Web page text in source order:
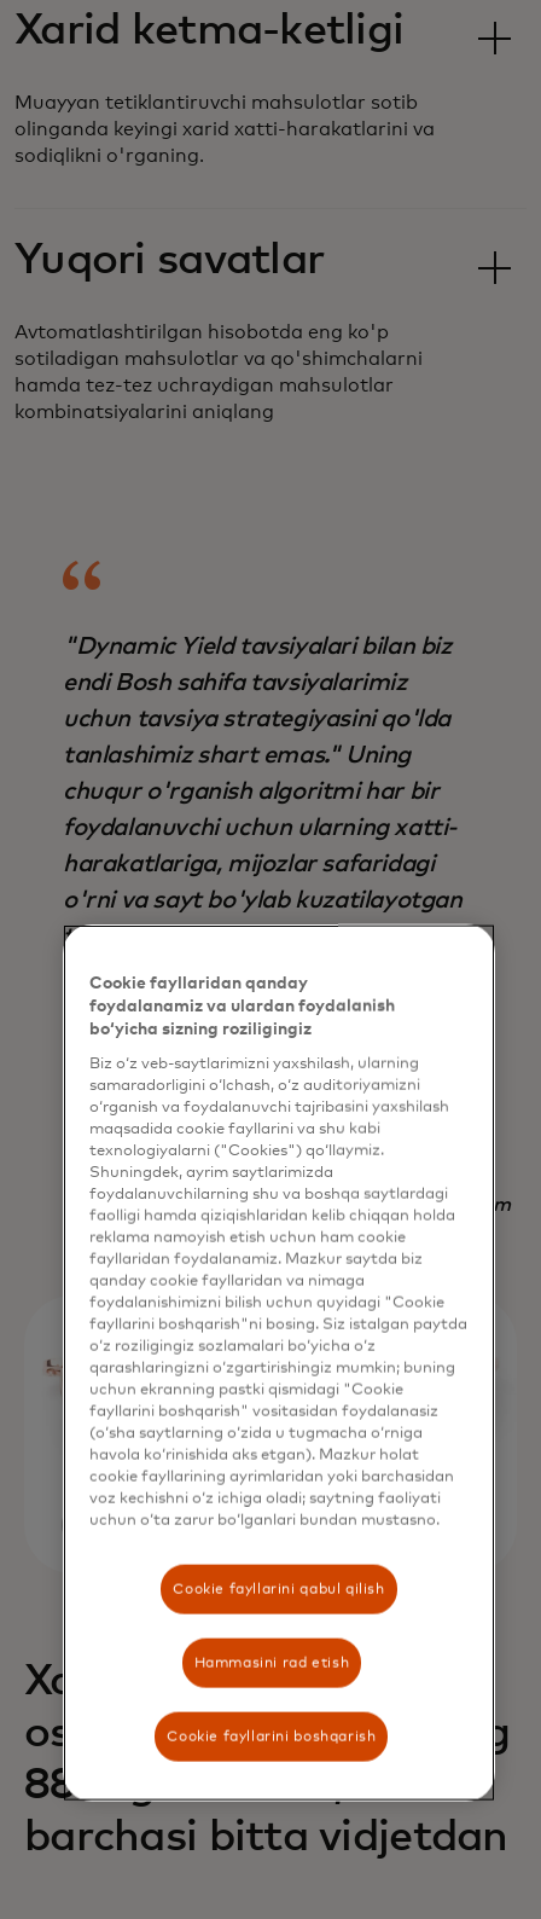
Xarid ketma-ketligi
Muayyan tetiklantiruvchi mahsulotlar sotib
olinganda keyingi xarid xatti-harakatlarini va
sodiqlikni o'rganing.
Yuqori savatlar
Avtomatlashtirilgan hisobotda eng ko'p
sotiladigan mahsulotlar va qo'shimchalarni
hamda tez-tez uchraydigan mahsulotlar
kombinatsiyalarini aniqlang
"Dynamic Yield tavsiyalari bilan biz
endi Bosh sahifa tavsiyalarimiz
uchun tavsiya strategiyasini qo'lda
tanlashimiz shart emas." Uning
chuqur o'rganish algoritmi har bir
foydalanuvchi uchun ularning xatti-
harakatlariga, mijozlar safaridagi
o'rni va sayt bo'ylab kuzatilayotgan
tendentsiyalarga asoslanib,
avtomatik ravishda to'g'ri
parametrlar to'plamini aniqlaydi, bu
esa uni nafaqat natija, balki vaqtni
tejash jihatidan ham mavjud bo'lgan
boshqa har qanday strategiyadan
ustun qiladi.
Nadav Yekutiel, Head of Data, GlassesUSA.com
Xaridlarning 68% ga
oshishi va daromadning
88% ga oshishi,
barchasi bitta vidjetdan
Cookie fayllaridan qanday
foydalanamiz va ulardan foydalanish
bo‘yicha sizning roziligingiz
Biz o‘z veb-saytlarimizni yaxshilash, ularning
samaradorligini o‘lchash, o‘z auditoriyamizni
o‘rganish va foydalanuvchi tajribasini yaxshilash
maqsadida cookie fayllarini va shu kabi
texnologiyalarni ("Cookies") qo‘llaymiz.
Shuningdek, ayrim saytlarimizda
foydalanuvchilarning shu va boshqa saytlardagi
faolligi hamda qiziqishlaridan kelib chiqqan holda
reklama namoyish etish uchun ham cookie
fayllaridan foydalanamiz. Mazkur saytda biz
qanday cookie fayllaridan va nimaga
foydalanishimizni bilish uchun quyidagi "Cookie
fayllarini boshqarish"ni bosing. Siz istalgan paytda
o‘z roziligingiz sozlamalari bo‘yicha o‘z
qarashlaringizni o‘zgartirishingiz mumkin; buning
uchun ekranning pastki qismidagi "Cookie
fayllarini boshqarish" vositasidan foydalanasiz
(o‘sha saytlarning o‘zida u tugmacha o‘rniga
havola ko‘rinishida aks etgan). Mazkur holat
cookie fayllarining ayrimlaridan yoki barchasidan
voz kechishni o‘z ichiga oladi; saytning faoliyati
uchun o‘ta zarur bo‘lganlari bundan mustasno.
Cookie fayllarini qabul qilish
Hammasini rad etish
Cookie fayllarini boshqarish